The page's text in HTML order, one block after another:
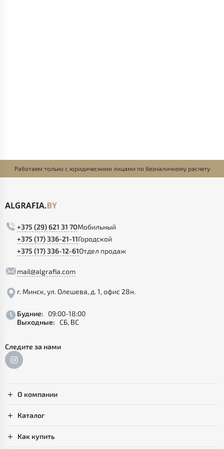
Работаем только с юридическими лицами по безналичному расчету
+375 (29) 621 31 70Мобильный
+375 (17) 336-21-11Городской
+375 (17) 336-12-61Отдел продаж
mail@algrafia.com
г. Минск, ул. Олешева, д. 1, офис 28н.
Будние:
09:00-18:00
Выходные: СБ, ВС
Следите за нами
О компании
Каталог
Как купить